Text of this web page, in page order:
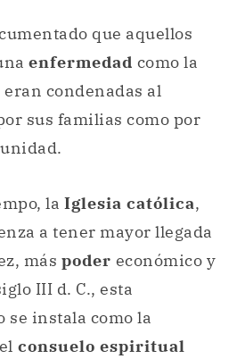
que aquellos
enfermedad como la
condenadas al
sus familias como por
la Iglesia católica,
a tener mayor llegada
más poder económico y
III d. C., esta
instala como la
consuelo espiritual